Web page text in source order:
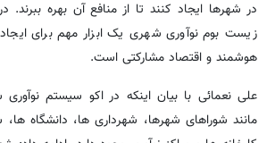
در شهرها ایجاد کنند تا از منافع آن بهره
زیست بوم نوآوری شهری یک ابزار مهم برای
هوشمند و اقتصاد مشارکتی است.
علی نعمائی با بیان اینکه در اکو سیستم نوآوری
مانند شوراهای شهرها، شهرداری ها، دانشگاه